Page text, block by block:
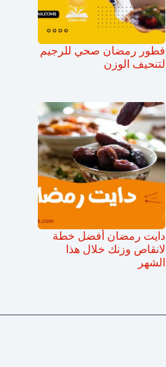
فطور رمضان صحي للرجيم
لتنحيف الوزن
دايت رمضان أفضل خطة
لانقاص وزنك خلال هذا
الشهر